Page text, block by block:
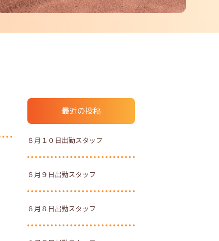
最近の投稿
８月１０日出勤スタッフ
８月９日出勤スタッフ
８月８日出勤スタッフ